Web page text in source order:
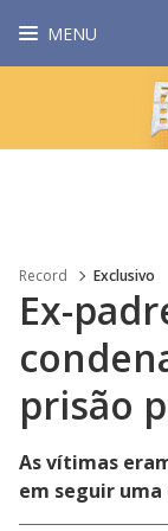
MENU
Record Exclusivo
Ex-
prisão
As vítimas
em seguir